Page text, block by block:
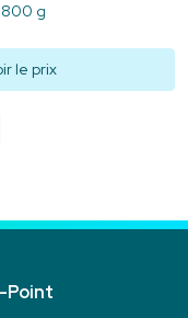
800 g
le prix
Point